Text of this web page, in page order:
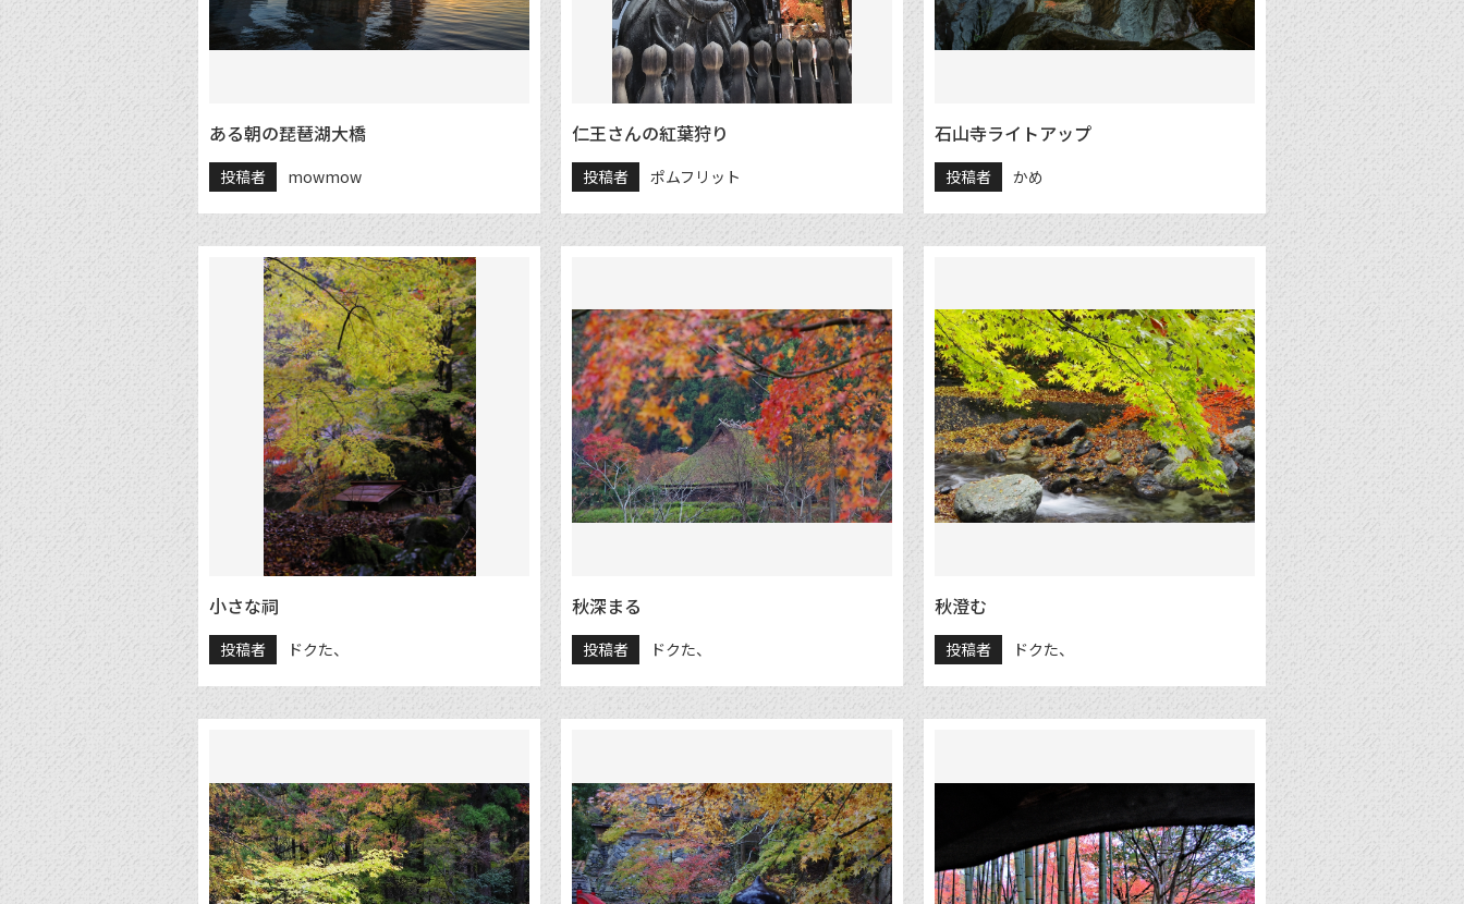
ある朝の琵琶湖大橋
投稿者 mowmow
仁王さんの紅葉狩り
投稿者 ポムフリット
石山寺ライトアップ
投稿者 かめ
小さな祠
投稿者 ドクた、
秋深まる
投稿者 ドクた、
秋澄む
投稿者 ドクた、